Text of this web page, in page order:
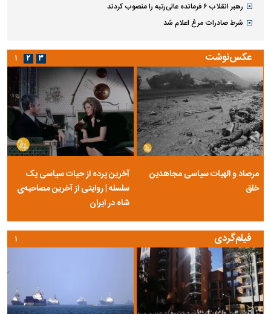
رهبر انقلاب ۶ فرمانده عالی‌رتبه را منصوب کردند
شرط صادرات مرغ اعلام شد
عکس‌نوشت
مرصاد و الهیات سیاسی مجاهدین
خلق
آخرین پرده از حیات سیاسی یک
سلسله | روایتی از آخرین مصاحبه‌ی
شاه در ایران
۱ ۲ ۳
فیلم‌گردی ۱